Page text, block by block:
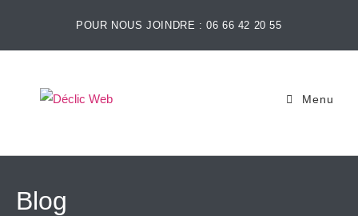
POUR NOUS JOINDRE : 06 66 42 20 55
Menu
Blog